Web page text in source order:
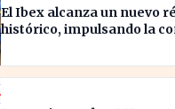
El Ibex alcanza un nuevo
histórico, impulsando la